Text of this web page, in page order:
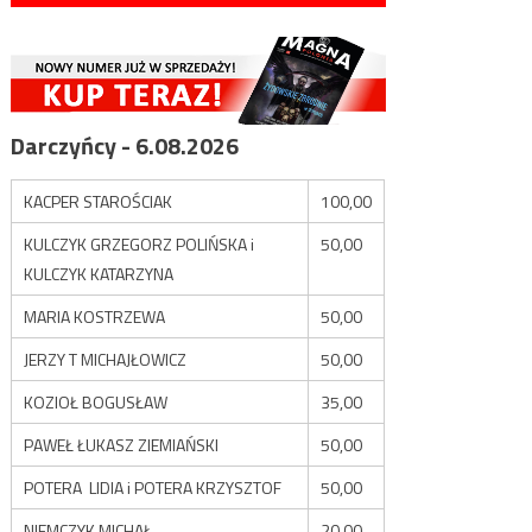
Darczyńcy - 6.08.2026
KACPER STAROŚCIAK
100,00
KULCZYK GRZEGORZ POLIŃSKA i
KULCZYK KATARZYNA
50,00
MARIA KOSTRZEWA
50,00
JERZY T MICHAJŁOWICZ
50,00
KOZIOŁ BOGUSŁAW
35,00
PAWEŁ ŁUKASZ ZIEMIAŃSKI
50,00
POTERA LIDIA i POTERA KRZYSZTOF
50,00